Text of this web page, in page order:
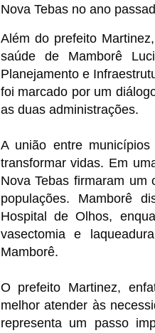
Nova Tebas no ano
Além do prefeito
saúde de Mamborê
Planejamento e
foi marcado por um
as duas administrações.
A união entre
transformar vidas. Em
Nova Tebas firmaram
populações. Mamborê
Hospital de Olhos,
vasectomia e
Mamborê.
O prefeito Martinez,
melhor atender às
representa um passo